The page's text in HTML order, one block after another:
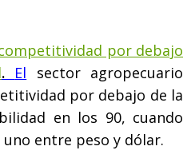
por debajo
. El sector agropecuario
por debajo de la
en los 90, cuando
entre peso y dólar.